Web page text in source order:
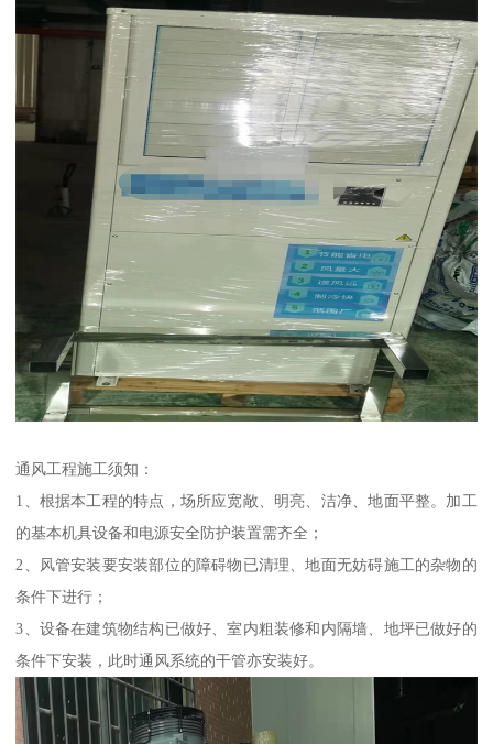
通风工程施工须知：
1、根据本工程的特点，场所应宽敞、明亮、洁净、地面平整。加工
的基本机具设备和电源安全防护装置需齐全；
2、风管安装要安装部位的障碍物已清理、地面无妨碍施工的杂物的
条件下进行；
3、设备在建筑物结构已做好、室内粗装修和内隔墙、地坪已做好的
条件下安装，此时通风系统的干管亦安装好。